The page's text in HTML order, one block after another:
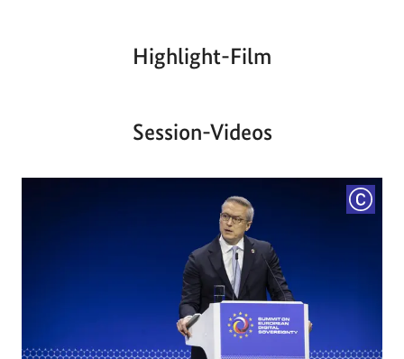
Highlight-Film
Aktueller
00:00| 00:00
Session-Videos